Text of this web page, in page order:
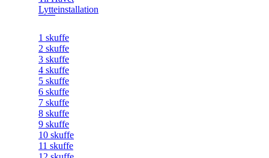
Lytteinstallation
1 skuffe
2 skuffe
3 skuffe
4 skuffe
5 skuffe
6 skuffe
7 skuffe
8 skuffe
9 skuffe
10 skuffe
11 skuffe